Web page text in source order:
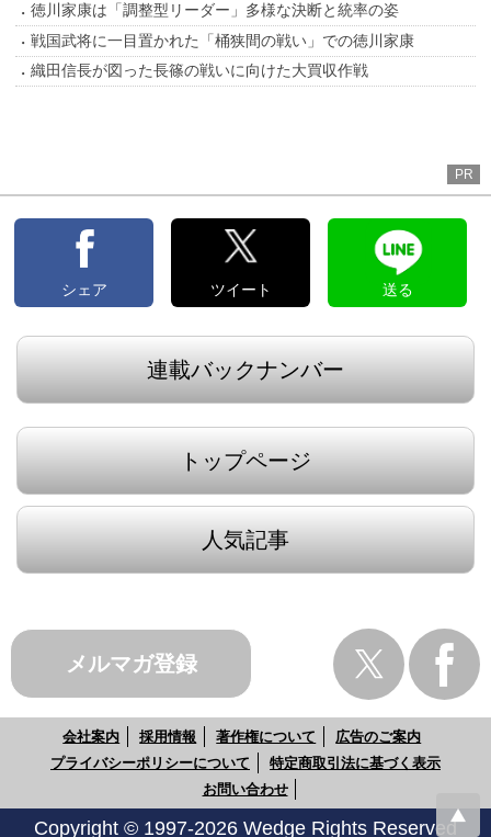
徳川家康は「調整型リーダー」多様な決断と統率の姿
戦国武将に一目置かれた「桶狭間の戦い」での徳川家康
織田信長が図った長篠の戦いに向けた大買収作戦
PR
シェア ツイート 送る
連載バックナンバー
トップページ
人気記事
メルマガ登録
会社案内 採用情報 著作権について
広告のご案内
プライバシーポリシーについて
特定商取引法に基づく表示
お問い合わせ
Copyright © 1997-2026 Wedge Rights Reserved